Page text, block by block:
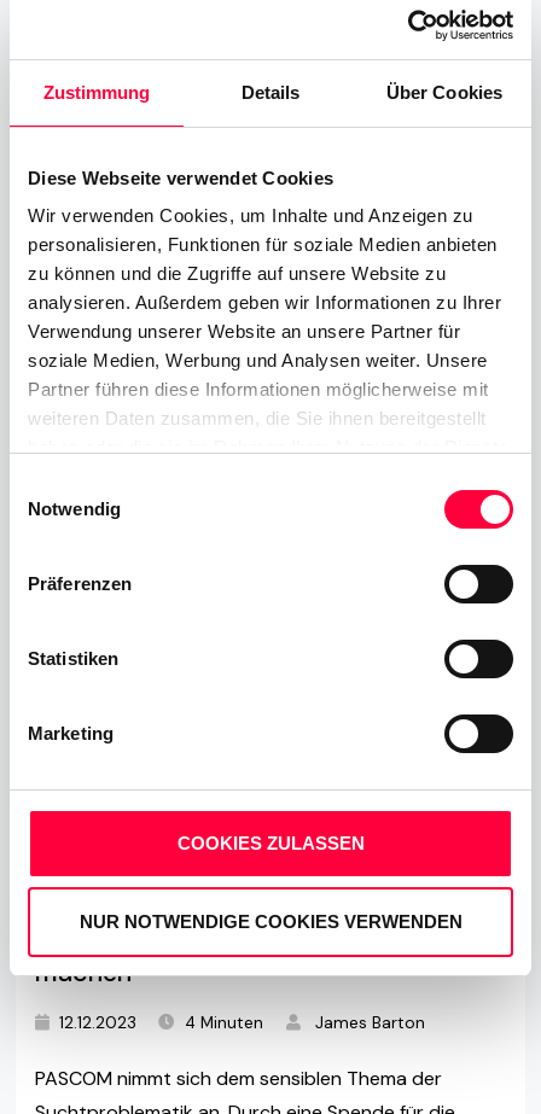
Zustimmung Details Über Cookies
Diese Webseite verwendet Cookies
Wir verwenden Cookies, um Inhalte und Anzeigen zu
personalisieren, Funktionen für soziale Medien anbieten
zu können und die Zugriffe auf unsere Website zu
analysieren. Außerdem geben wir Informationen zu Ihrer
Verwendung unserer Website an unsere Partner für
soziale Medien, Werbung und Analysen weiter. Unsere
Partner führen diese Informationen möglicherweise mit
weiteren Daten zusammen, die Sie ihnen bereitgestellt
Cookies, wenn Sie unsere Webseite weiterhin nutzen.
Notwendig
Präferenzen
Statistiken
Marketing
COOKIES ZULASSEN
NUR NOTWENDIGE COOKIES VERWENDEN
PASCOM unterstützt die AIDS
Beratungsstelle beim Programm
Spritzentausch
12.12.2023 3 Minuten James Barton
PASCOM unterstützt mit einer jährlichen Spende die
Aids-/HIV-Beratungsstelle Oberpfalz und deren
Bemühungen, die Verbreitung von Aids in der Region
zu bekämpfen.
Mehr erfahren
PASCOM will mit einer Spende für die
Suchtproblematik aufmerksam
machen
12.12.2023 4 Minuten James Barton
PASCOM nimmt sich dem sensiblen Thema der